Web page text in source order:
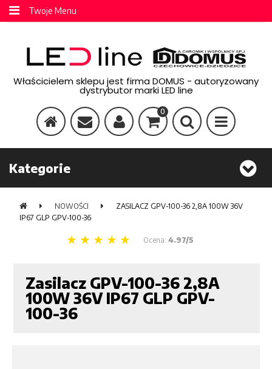
Twoje Menu
Właścicielem sklepu jest firma DOMUS - autoryzowany
dystrybutor marki LED line
0
Kategorie
NOWOŚCI
ZASILACZ GPV-100-36 2,8A 100W 36V
IP67 GLP GPV-100-36
Ocena: 4.97/5
Zasilacz GPV-100-36 2,8A
100W 36V IP67 GLP GPV-
100-36